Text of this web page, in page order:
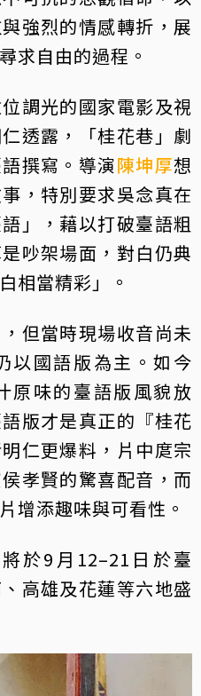
強烈的情感轉折，展
求自由的過程。
調光的國家電影及視
透露，「桂花巷」劇
撰寫。導演陳坤厚想
，特別要求吳念真在
」，藉以打破臺語粗
吵架場面，對白仍典
相當精彩」。
但當時現場收音尚未
以國語版為主。如今
原味的臺語版風貌放
版才是真正的『桂花
仁更爆料，片中庹宗
孝賢的驚喜配音，而
增添趣味與可看性。
於9月12–21日於臺
高雄及花蓮等六地盛